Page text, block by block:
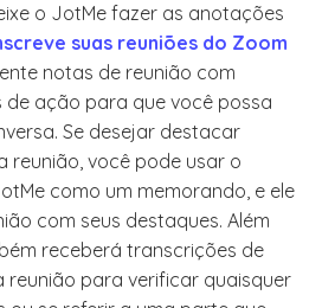
o JotMe fazer as anotações
suas reuniões do Zoom
notas de reunião com
de ação para que você possa
Se desejar destacar
reunião, você pode usar o
como um memorando, e ele
com seus destaques. Além
receberá transcrições de
reunião para verificar quaisquer